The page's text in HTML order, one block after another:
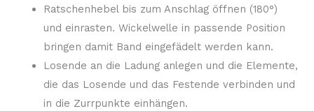
Ratschenhebel bis zum Anschlag öffnen (180°)
und einrasten. Wickelwelle in passende Position
bringen damit Band eingefädelt werden kann.
Losende an die Ladung anlegen und die Elemente,
die das Losende und das Festende verbinden und
in die Zurrpunkte einhängen.